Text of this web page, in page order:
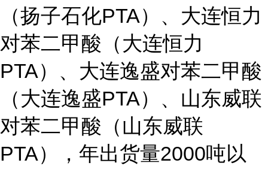
（扬子石化PTA）、大连恒力
对苯二甲酸（大连恒力
PTA）、大连逸盛对苯二甲酸
（大连逸盛PTA）、山东威联
对苯二甲酸（山东威联
PTA），年出货量2000吨以